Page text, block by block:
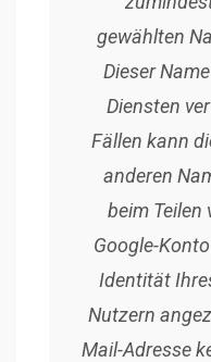
gewählten
Dieser
Diensten
Fällen kann
anderen
beim Teilen
Google-
Identität
Nutzern
Mail-Adresse